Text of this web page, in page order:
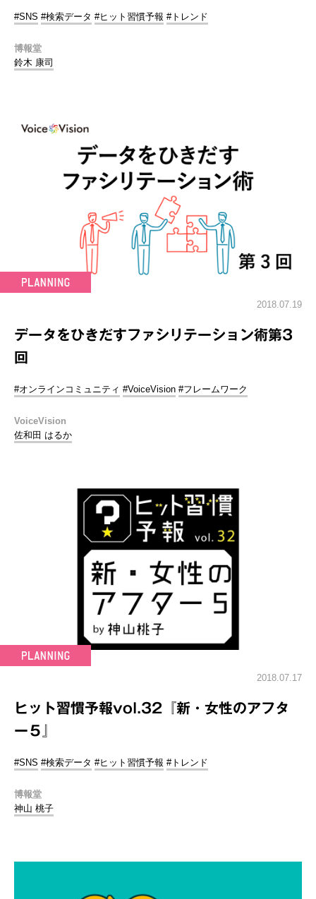
#SNS #検索データ #ヒット習慣予報 #トレンド
博報堂
鈴木 康司
2018.07.19
データをひきだすファシリテーション術第3
回
#オンラインコミュニティ #VoiceVision #フレームワーク
VoiceVision
佐和田 はるか
2018.07.17
ヒット習慣予報vol.32『新・女性のアフタ
ー５』
#SNS #検索データ #ヒット習慣予報 #トレンド
博報堂
神山 桃子